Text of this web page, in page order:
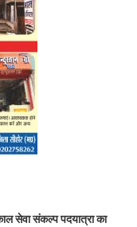
सेवा संकल्प पदयात्रा का